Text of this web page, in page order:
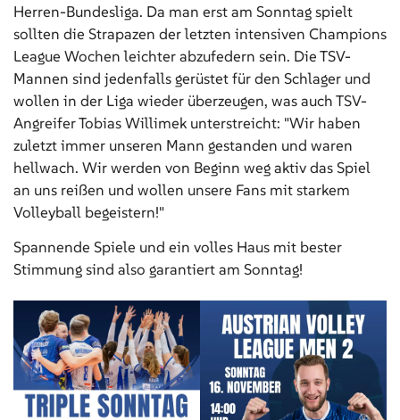
Herren-Bundesliga. Da man erst am Sonntag spielt
sollten die Strapazen der letzten intensiven Champions
League Wochen leichter abzufedern sein. Die TSV-
Mannen sind jedenfalls gerüstet für den Schlager und
wollen in der Liga wieder überzeugen, was auch TSV-
Angreifer Tobias Willimek unterstreicht: "Wir haben
zuletzt immer unseren Mann gestanden und waren
hellwach. Wir werden von Beginn weg aktiv das Spiel
an uns reißen und wollen unsere Fans mit starkem
Volleyball begeistern!"
Spannende Spiele und ein volles Haus mit bester
Stimmung sind also garantiert am Sonntag!